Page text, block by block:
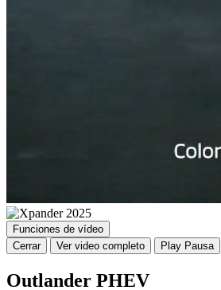
Funciones de vídeo
Cerrar
Ver video completo Play Pausa
Outlander PHEV